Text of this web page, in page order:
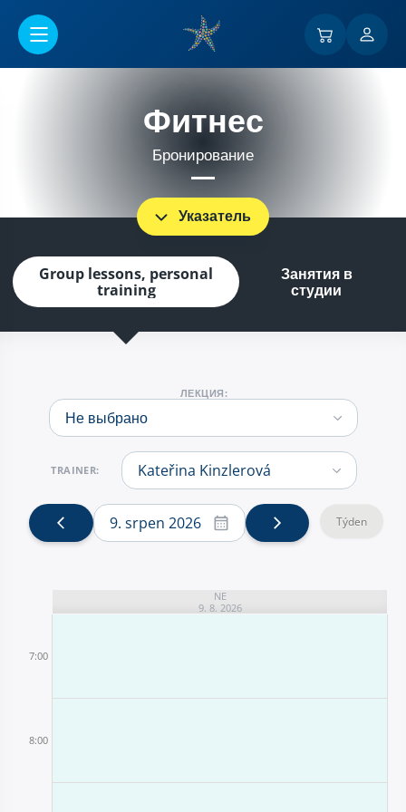
Фитнес
Бронирование
Указатель
Group lessons, personal
training
Занятия в
студии
ЛЕКЦИЯ:
TRAINER:
Týden
9. srpen 2026
NE
9. 8. 2026
7:00
8:00